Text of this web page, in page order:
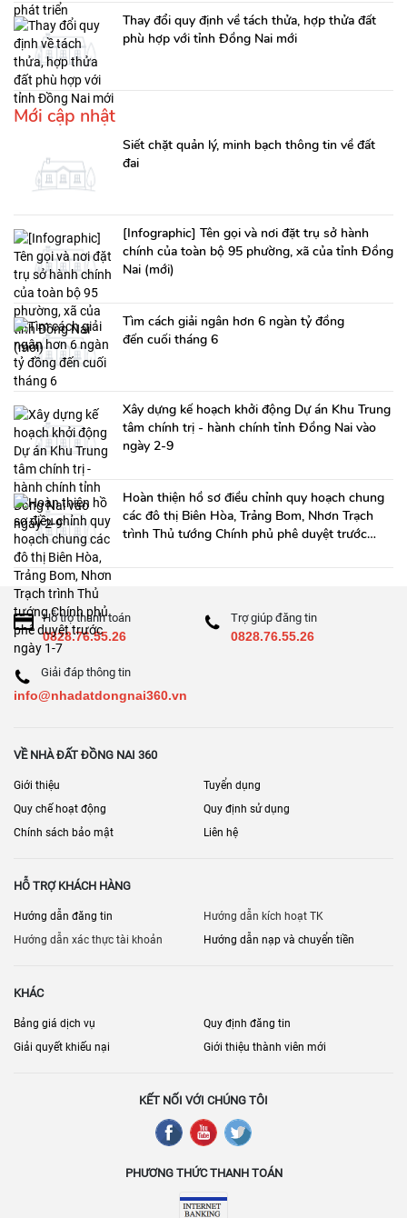
Thay đổi quy định về tách thửa, hợp thửa đất
phù hợp với tỉnh Đồng Nai mới
Mới cập nhật
Siết chặt quản lý, minh bạch thông tin về đất
đai
[Infographic] Tên gọi và nơi đặt trụ sở hành
chính của toàn bộ 95 phường, xã của tỉnh Đồng
Nai (mới)
Tìm cách giải ngân hơn 6 ngàn tỷ đồng
đến cuối tháng 6
Xây dựng kế hoạch khởi động Dự án Khu Trung
tâm chính trị - hành chính tỉnh Đồng Nai vào
ngày 2-9
Hoàn thiện hồ sơ điều chỉnh quy hoạch chung
các đô thị Biên Hòa, Trảng Bom, Nhơn Trạch
trình Thủ tướng Chính phủ phê duyệt trước
Hỗ trợ thanh toán
0828.76.55.26
Trợ giúp đăng tin
0828.76.55.26
Giải đáp thông tin
info@nhadatdongnai360.vn
VỀ NHÀ ĐẤT ĐỒNG NAI 360
Giới thiệu
Tuyển dụng
Quy chế hoạt động
Quy định sử dụng
Chính sách bảo mật
Liên hệ
HỖ TRỢ KHÁCH HÀNG
Hướng dẫn đăng tin
Hướng dẫn kích hoạt TK
Hướng dẫn xác thực tài khoản
Hướng dẫn nạp và chuyển tiền
KHÁC
Bảng giá dịch vụ
Quy định đăng tin
Giải quyết khiếu nại
Giới thiệu thành viên mới
KẾT NỐI VỚI CHÚNG TÔI
PHƯƠNG THỨC THANH TOÁN